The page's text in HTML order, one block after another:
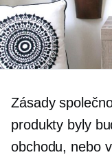
Zásady
produkty byly
obchodu, nebo